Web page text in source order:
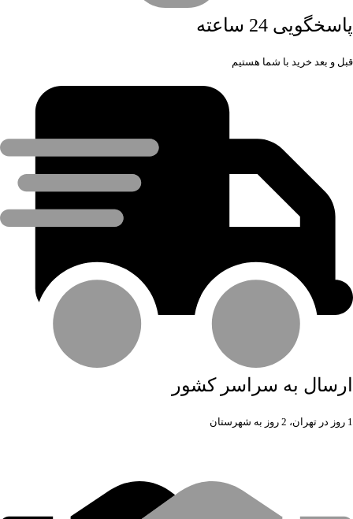
پاسخگویی 24 ساعته
قبل و بعد خرید با شما هستیم
ارسال به سراسر کشور
1 روز در تهران، 2 روز به شهرستان